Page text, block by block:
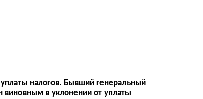
уплаты налогов. Бывший генеральный
в уклонении от уплаты